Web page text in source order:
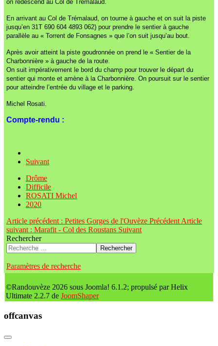
on redescend au Col de Trémalaud.
En arrivant au Col de Trémalaud, on tourne à gauche et on suit la piste
jusqu’en 31T 690 604 4893 062) pour prendre le sentier à gauche
parallèle au « Torrent de Fonsagnes » que l’on suit jusqu’au bout.
Après avoir atteint la piste goudronnée on prend le « Sentier de la
Charbonnière » à gauche de la route.
On suit impérativement le bord du champ pour trouver le départ du
sentier qui monte et amène à la Charbonnière. On poursuit sur le sentier
pour atteindre l’entrée du village et le parking.
Michel Rosati.
Compte-rendu :
Suivant
Drôme
Difficile
ROSATI Michel
2020
Article précédent : Petites Gorges de l'Ouvèze Précédent Article
suivant : Marafit - Col des Roustans Suivant
Rechercher
Rechercher
Paramètres de recherche
©Randouvèze 2026 sous Joomla! 6.1.2; propulsé par Helix
Ultimate 2.2.7 de JoomShaper
offcanvas